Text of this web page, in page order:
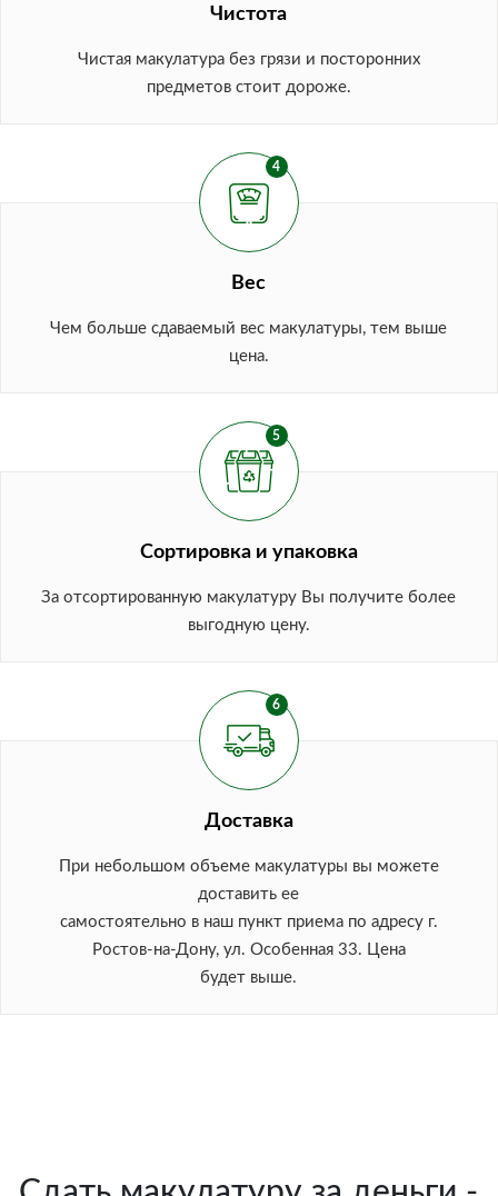
Чистота
Чистая макулатура без грязи и посторонних
предметов стоит дороже.
Вес
Чем больше сдаваемый вес макулатуры, тем выше
цена.
Сортировка и упаковка
За отсортированную макулатуру Вы получите более
выгодную цену.
Доставка
При небольшом объеме макулатуры вы можете
доставить ее
самостоятельно в наш пункт приема по адресу г.
Ростов-на-Дону, ул. Особенная 33. Цена
будет выше.